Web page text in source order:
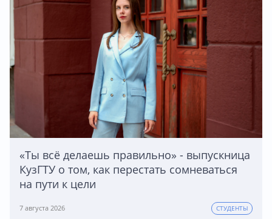
«Ты всё делаешь правильно» - выпускница
КузГТУ о том, как перестать сомневаться
на пути к цели
7 августа 2026 СТУДЕНТЫ